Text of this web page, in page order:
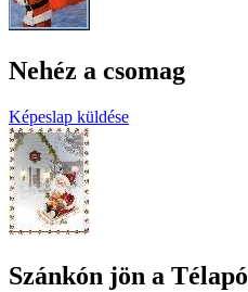
Nehéz a csomag
Képeslap küldése
Szánkón jön a Télapó